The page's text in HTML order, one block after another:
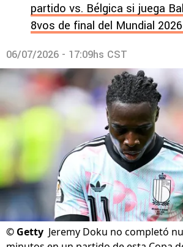
partido vs. Bélgica si juega
8vos de final del Mundial
06/07/2026 - 17:09hs CST
© Getty Jeremy Doku no completó